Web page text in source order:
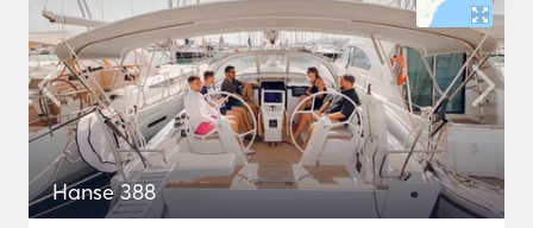
Hanse 388